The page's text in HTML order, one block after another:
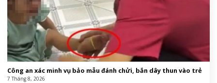
Công an xác minh vụ bảo mẫu đánh chửi, bắn dây thun vào trẻ
7 Tháng 8, 2026